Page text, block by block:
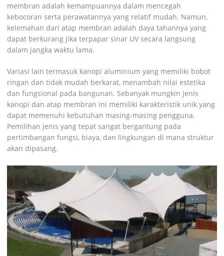
membran adalah kemampuannya dalam mencegah
kebocoran serta perawatannya yang relatif mudah. Namun,
kelemahan dari atap membran adalah daya tahannya yang
dapat berkurang jika terpapar sinar UV secara langsung
dalam jangka waktu lama.
Variasi lain termasuk kanopi aluminium yang memiliki bobot
ringan dan tidak mudah berkarat, menambah nilai estetika
dan fungsional pada bangunan. Sebanyak mungkin jenis
kanopi dan atap membran ini memiliki karakteristik unik yang
dapat memenuhi kebutuhan masing-masing pengguna.
Pemilihan jenis yang tepat sangat bergantung pada
pertimbangan fungsi, biaya, dan lingkungan di mana struktur
akan dipasang.